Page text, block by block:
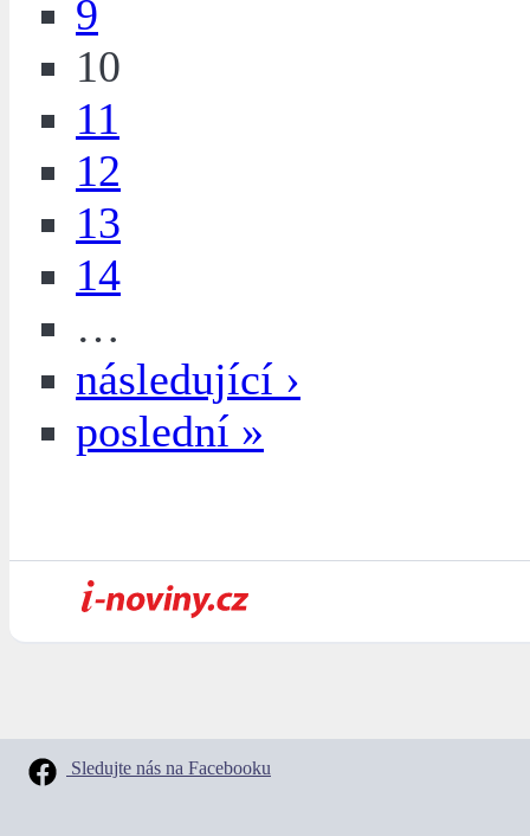
9
10
11
12
13
14
…
následující ›
poslední »
Sledujte nás na Facebooku